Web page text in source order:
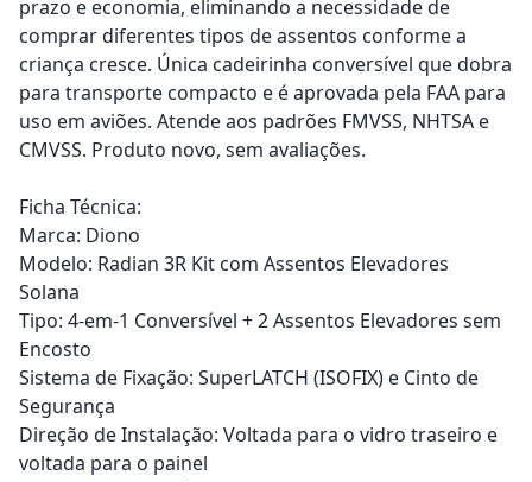
prazo e economia, eliminando a necessidade de
comprar diferentes tipos de assentos conforme a
criança cresce. Única cadeirinha conversível que dobra
para transporte compacto e é aprovada pela FAA para
uso em aviões. Atende aos padrões FMVSS, NHTSA e
CMVSS. Produto novo, sem avaliações.
Ficha Técnica:
Marca: Diono
Modelo: Radian 3R Kit com Assentos Elevadores
Solana
Tipo: 4-em-1 Conversível + 2 Assentos Elevadores sem
Encosto
Sistema de Fixação: SuperLATCH (ISOFIX) e Cinto de
Segurança
Direção de Instalação: Voltada para o vidro traseiro e
voltada para o painel